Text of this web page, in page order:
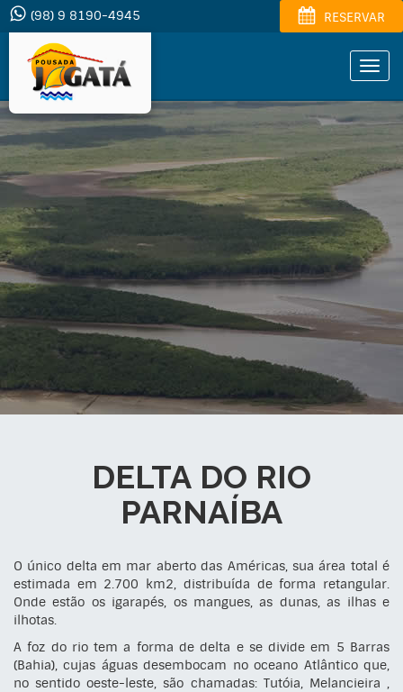
(98) 9 8190-4945 RESERVAR
DELTA DO RIO
PARNAÍBA
O único delta em mar aberto das Américas, sua área total é
estimada em 2.700 km2, distribuída de forma retangular.
Onde estão os igarapés, os mangues, as dunas, as ilhas e
ilhotas.
A foz do rio tem a forma de delta e se divide em 5 Barras
(Bahia), cujas águas desembocam no oceano Atlântico que,
no sentido oeste-leste, são chamadas: Tutóia, Melancieira ,